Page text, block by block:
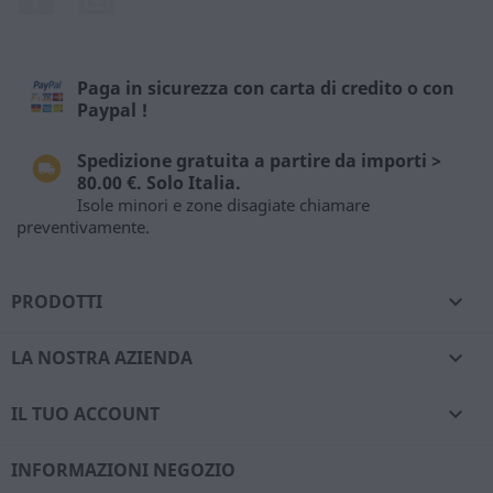
Paga in sicurezza con carta di credito o con
Paypal !
Spedizione gratuita a partire da importi >
80.00 €. Solo Italia.
Isole minori e zone disagiate chiamare
preventivamente.
PRODOTTI 
LA NOSTRA AZIENDA 
IL TUO ACCOUNT 
INFORMAZIONI NEGOZIO